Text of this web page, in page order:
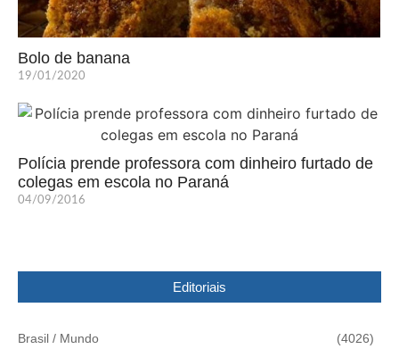
Bolo de banana
19/01/2020
Polícia prende professora com dinheiro furtado de
colegas em escola no Paraná
04/09/2016
Editoriais
Brasil / Mundo (4026)